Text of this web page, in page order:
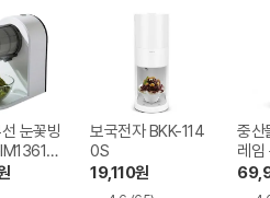
눈꽃빙
보국전자 BKK-114
0S
19,110원
중산
레임